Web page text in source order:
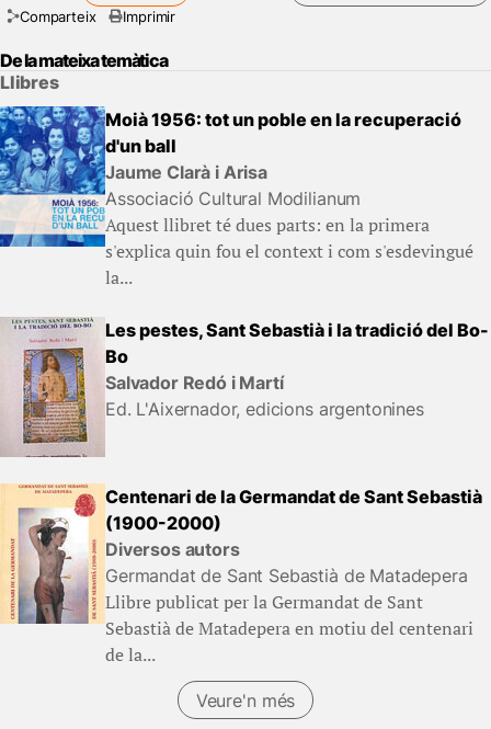
Comparteix Imprimir
De la mateixa temàtica
Llibres
Moià 1956: tot un poble en la recuperació
d'un ball
Jaume Clarà i Arisa
Associació Cultural Modilianum
Aquest llibret té dues parts: en la primera
s'explica quin fou el context i com s'esdevingué
la...
Les pestes, Sant Sebastià i la tradició del Bo-
Bo
Salvador Redó i Martí
Ed. L'Aixernador, edicions argentonines
Centenari de la Germandat de Sant Sebastià
(1900-2000)
Diversos autors
Germandat de Sant Sebastià de Matadepera
Llibre publicat per la Germandat de Sant
Sebastià de Matadepera en motiu del centenari
de la...
Veure'n més